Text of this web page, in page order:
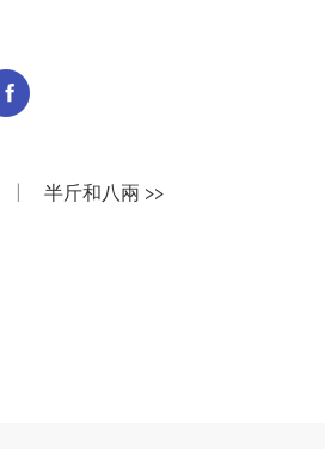
半斤和八兩 >>